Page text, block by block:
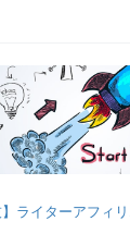
】ライターアフィ